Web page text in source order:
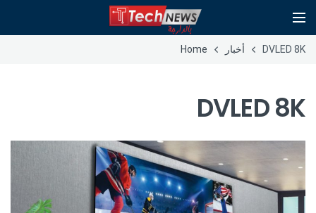
DVLED 8K أخبار Home
DVLED 8K